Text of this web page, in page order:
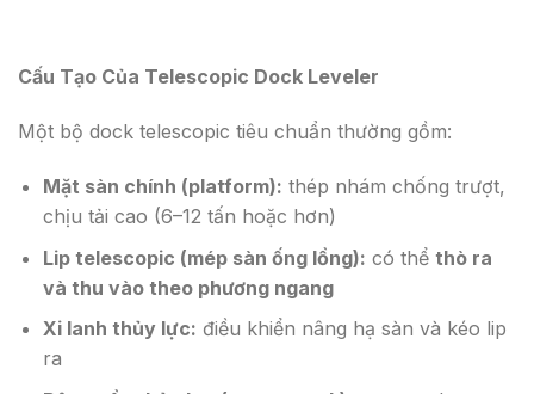
Cấu Tạo Của Telescopic Dock Leveler
Một bộ dock telescopic tiêu chuẩn thường gồm:
Mặt sàn chính (platform): thép nhám chống trượt,
chịu tải cao (6–12 tấn hoặc hơn)
Lip telescopic (mép sàn ống lồng): có thể thò ra
và thu vào theo phương ngang
Xi lanh thủy lực: điều khiển nâng hạ sàn và kéo lip
ra